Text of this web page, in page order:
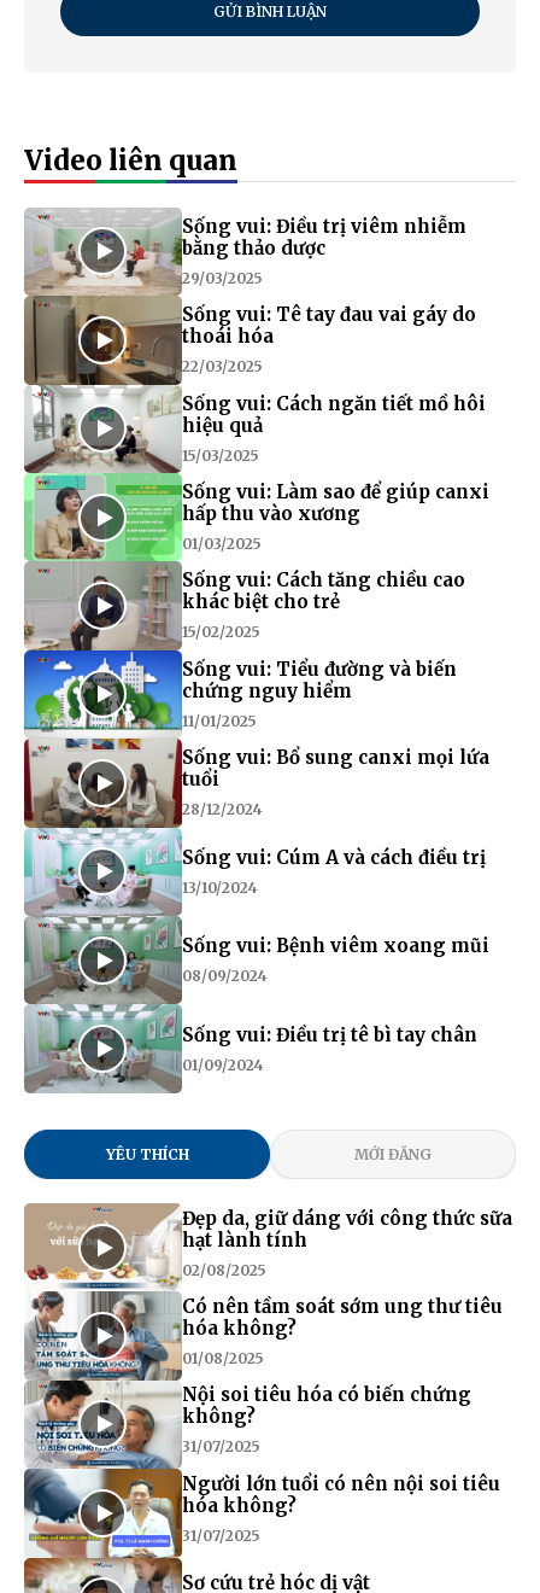
GỬI BÌNH LUẬN
Video liên quan
Sống vui: Điều trị viêm nhiễm
bằng thảo dược
29/03/2025
Sống vui: Tê tay đau vai gáy do
thoái hóa
22/03/2025
Sống vui: Cách ngăn tiết mồ hôi
hiệu quả
15/03/2025
Sống vui: Làm sao để giúp canxi
hấp thu vào xương
01/03/2025
Sống vui: Cách tăng chiều cao
khác biệt cho trẻ
15/02/2025
Sống vui: Tiểu đường và biến
chứng nguy hiểm
11/01/2025
Sống vui: Bổ sung canxi mọi lứa
tuổi
28/12/2024
Sống vui: Cúm A và cách điều trị
13/10/2024
Sống vui: Bệnh viêm xoang mũi
08/09/2024
Sống vui: Điều trị tê bì tay chân
01/09/2024
YÊU THÍCH MỚI ĐĂNG
Đẹp da, giữ dáng với công thức sữa
hạt lành tính
02/08/2025
Có nên tầm soát sớm ung thư tiêu
hóa không?
01/08/2025
Nội soi tiêu hóa có biến chứng
không?
31/07/2025
Người lớn tuổi có nên nội soi tiêu
hóa không?
31/07/2025
Sơ cứu trẻ hóc dị vật